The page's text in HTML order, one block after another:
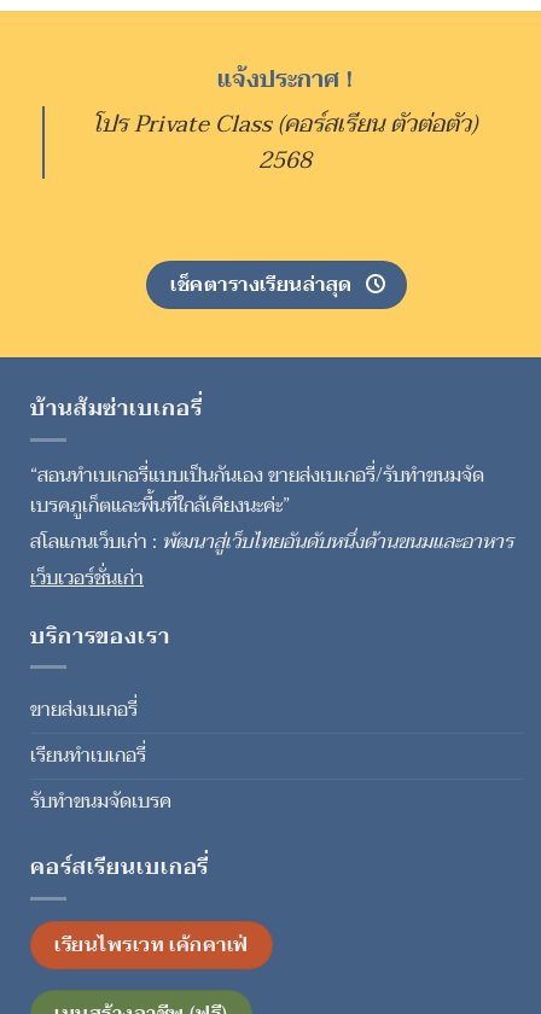
แจ้งประกาศ !
โปร Private Class (คอร์สเรียน ตัวต่อตัว)
2568
เช็คตารางเรียนล่าสุด
บ้านส้มซ่าเบเกอรี่
“สอนทำเบเกอรี่แบบเป็นกันเอง ขายส่งเบเกอรี่/รับทำขนมจัด
เบรคภูเก็ตและพื้นที่ใกล้เคียงนะค่ะ”
สโลแกนเว็บเก่า : พัฒนาสู่เว็บไทยอันดับหนึ่งด้านขนมและอาหาร
เว็บเวอร์ชั่นเก่า
บริการของเรา
ขายส่งเบเกอรี่
เรียนทำเบเกอรี่
รับทำขนมจัดเบรค
คอร์สเรียนเบเกอรี่
เรียนไพรเวท เค้กคาเฟ่